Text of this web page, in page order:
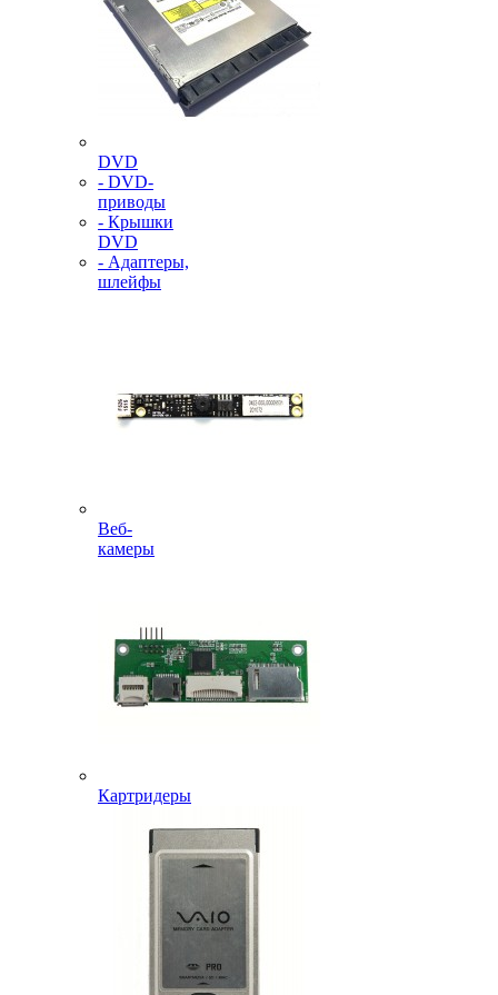
DVD
- DVD-
приводы
- Крышки
DVD
- Адаптеры,
шлейфы
Веб-
камеры
Картридеры